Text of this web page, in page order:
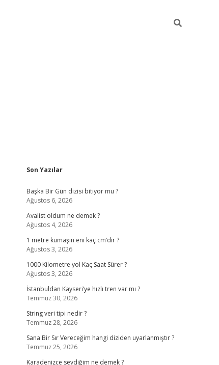
Sidebar
Son Yazılar
Başka Bir Gün dizisi bitiyor mu ?
Ağustos 6, 2026
Avalist oldum ne demek ?
Ağustos 4, 2026
1 metre kumaşın eni kaç cm’dir ?
Ağustos 3, 2026
1000 Kilometre yol Kaç Saat Sürer ?
Ağustos 3, 2026
İstanbuldan Kayseri’ye hızlı tren var mı ?
Temmuz 30, 2026
String veri tipi nedir ?
Temmuz 28, 2026
Sana Bir Sır Vereceğim hangi diziden uyarlanmıştır ?
Temmuz 25, 2026
Karadenizce sevdiğim ne demek ?